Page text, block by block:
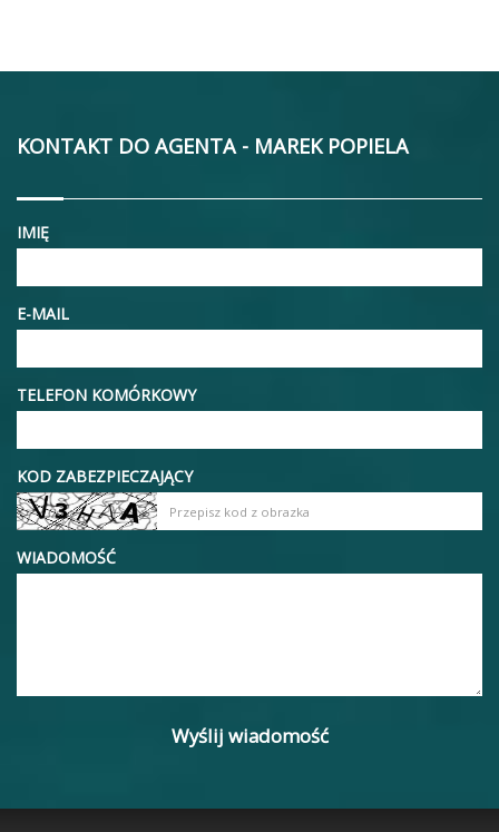
KONTAKT DO AGENTA - MAREK POPIELA
IMIĘ
E-MAIL
TELEFON KOMÓRKOWY
KOD ZABEZPIECZAJĄCY
WIADOMOŚĆ